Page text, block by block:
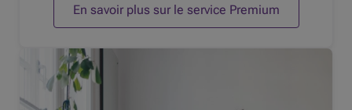
En savoir plus sur le service Premium